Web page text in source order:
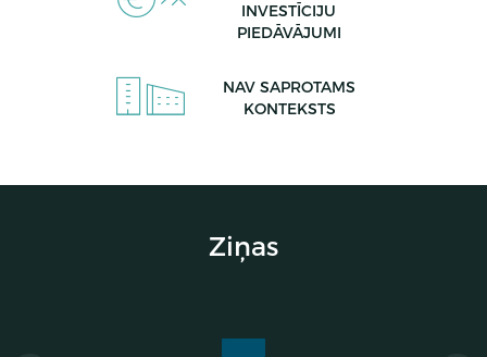
INVESTĪCIJU
PIEDĀVĀJUMI
NAV SAPROTAMS
KONTEKSTS
Ziņas